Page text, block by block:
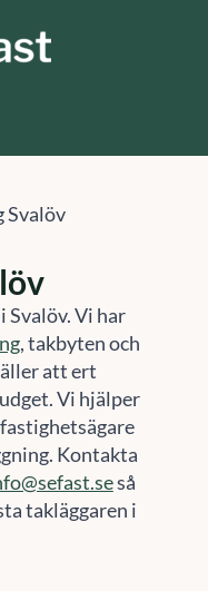
Svalöv
Svalöv. Vi har
, takbyten och
att ert
Vi hjälper
Kontakta
så
takläggaren i